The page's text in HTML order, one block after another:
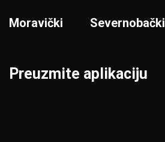
Moravički Severnobački
Preuzmite aplikaciju